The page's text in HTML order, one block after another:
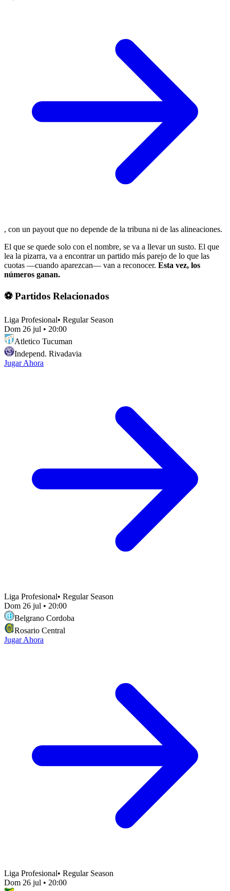
, con un payout que no depende de la tribuna ni de las alineaciones.
El que se quede solo con el nombre, se va a llevar un susto. El que
lea la pizarra, va a encontrar un partido más parejo de lo que las
cuotas —cuando aparezcan— van a reconocer. Esta vez, los
números ganan.
⚽ Partidos Relacionados
Liga Profesional• Regular Season
Dom 26 jul • 20:00
Atletico Tucuman
Independ. Rivadavia
Jugar Ahora
Liga Profesional• Regular Season
Dom 26 jul • 20:00
Belgrano Cordoba
Rosario Central
Jugar Ahora
Liga Profesional• Regular Season
Dom 26 jul • 20:00